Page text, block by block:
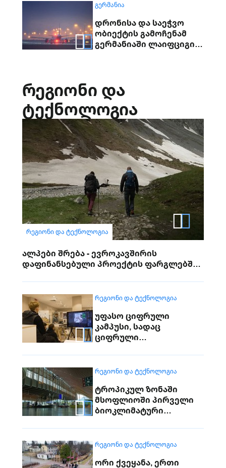
ᲒᲔᲠᲛᲐᲜᲘᲐ
დრონისა და საეჭვო
ობიექტის გამოჩენამ
გერმანიაში ლაიფციგი/
რეგიონი და
ტექნოლოგია
ᲠᲔᲒᲘᲝᲜᲘ ᲓᲐ ᲢᲔᲥᲜᲝᲚᲝᲒᲘᲐ
ალპები შრება - ევროკავშირის
დაფინანსებული პროექტის ფარგლებში
სწავლობენ
ᲠᲔᲒᲘᲝᲜᲘ ᲓᲐ ᲢᲔᲥᲜᲝᲚᲝᲒᲘᲐ
უფასო ციფრული
კამპუსი, სადაც
ციფრული
სწავლა ნებისმიერ
ასაკშია შესაძლებელი
ᲠᲔᲒᲘᲝᲜᲘ ᲓᲐ ᲢᲔᲥᲜᲝᲚᲝᲒᲘᲐ
ტროპიკულ ზონაში
მსოფლიოში პირველი
ბიოკლიმატური
ᲠᲔᲒᲘᲝᲜᲘ ᲓᲐ ᲢᲔᲥᲜᲝᲚᲝᲒᲘᲐ
ორი ქვეყანა, ერთი